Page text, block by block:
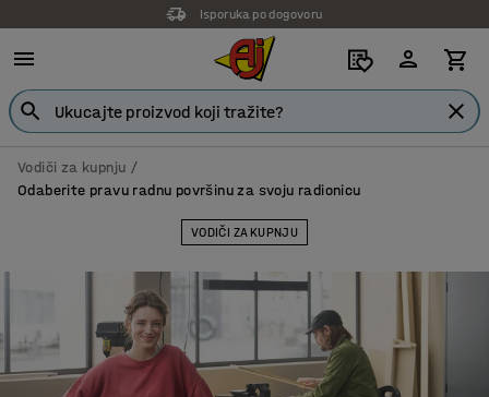
Isporuka po dogovoru
Vodiči za kupnju
Odaberite pravu radnu površinu za svoju radionicu
VODIČI ZA KUPNJU